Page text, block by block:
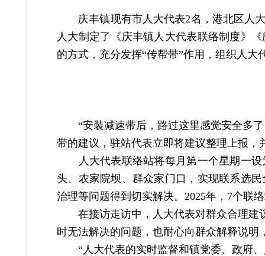
庆丰镇现有市人大代表2名，港北区人大
人大制定了《庆丰镇人大代表联络制度》
的方式，充分发挥“传帮带”作用，组织人
“安装减速带后，路过这里感觉安全多了
带的建议，驻站代表立即将建议整理上报
人大代表联络站将每月第一个星期一设
头、农家院坝、群众家门口，实现联系选
治理等问题得到切实解决。2025年，7个联
在接访走访中，人大代表对群众合理建
时无法解决的问题，也耐心向群众解释说明
“人大代表的实时监督和镇党委、政府、